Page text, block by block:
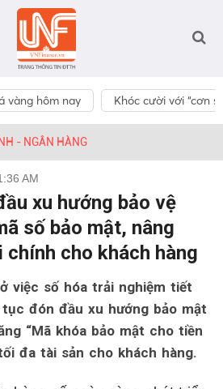
vàng hôm nay Khóc cười với “cơn
- NGÂN HÀNG
AM
xu hướng bảo vệ
số bảo mật, nâng
chính cho khách hàng
việc số hóa trải nghiệm tiết
tục đón đầu xu hướng bảo mật
“Mã khóa bảo mật cho tiền
đa tài sản cho khách hàng.